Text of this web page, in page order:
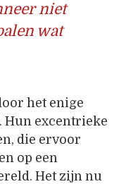
niet
wat
het enige
Hun excentrieke
die ervoor
op een
Het zijn nu